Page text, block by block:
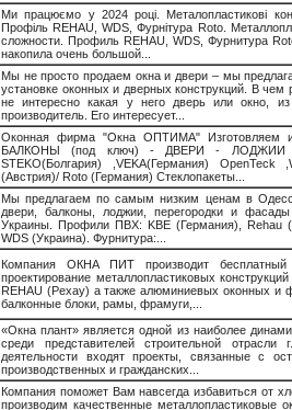
Ми працюємо у 2024 році. Металопластикові
Профіль REHAU, WDS, Фурнітура Roto.
сложности. Профиль REHAU, WDS, Фурнитура
накопила очень большой...
Мы не просто продаем окна и двери – мы
установке оконных и дверных конструкций. В чем
не интересно какая у него дверь или окно,
производитель. Его интересует...
Оконная фирма "Окна ОПТИМА" Изготовляем
БАЛКОНЫ (под ключ) - ДВЕРИ - ЛОДЖИИ
STEKO(Болгария) ,VEKA(Германия) OpenTeck
(Австрия)/ Roto (Германия) Стеклопакеты...
Мы предлагаем по самым низким ценам в
двери, балконы, лоджии, перегородки и
Украины. Профили ПВХ: KBE (Германия), Rehau
WDS (Украина). Фурнитура:...
Компания ОКНА ПИТ производит бесплатный
проектирование металлопластиковых
REHAU (Рехау) а также алюминиевых оконных и
балконные блоки, рамы, фрамуги,...
«Окна плант» является одной из наиболее
среди представителей строительной
деятельности входят проекты, связанные с
производственных и гражданских...
Компания поможет Вам навсегда избавиться от
производим качественные металлопластиковые